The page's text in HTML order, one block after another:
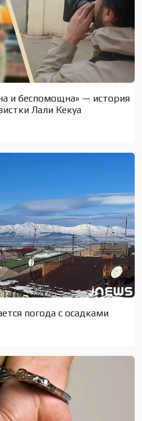
и беспомощна» — история
Лали Кекуа
погода с осадками